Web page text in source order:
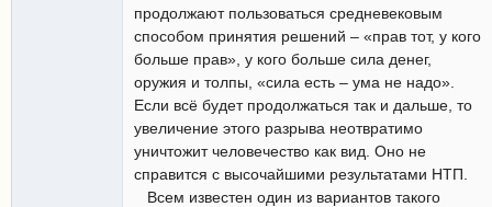
продолжают пользоваться средневековым
способом принятия решений – «прав тот, у кого
больше прав», у кого больше сила денег,
оружия и толпы, «сила есть – ума не надо».
Если всё будет продолжаться так и дальше, то
увеличение этого разрыва неотвратимо
уничтожит человечество как вид. Оно не
справится с высочайшими результатами НТП.
Всем известен один из вариантов такого